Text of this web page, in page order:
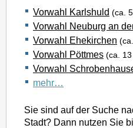
Vorwahl Karlshuld (ca.
Vorwahl Neuburg an
Vorwahl Ehekirchen
Vorwahl Pöttmes (ca.
Vorwahl
mehr…
Sie sind auf der Suche
Stadt? Dann nutzen Sie